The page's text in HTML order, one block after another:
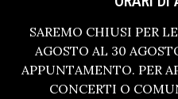
SAREMO CHIUSI PER
AGOSTO AL 30
APPUNTAMENTO. PER
CONCERTI O